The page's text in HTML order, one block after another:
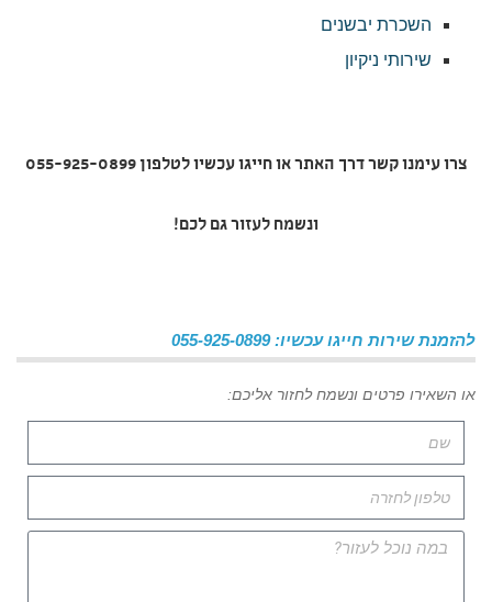
השכרת יבשנים
שירותי ניקיון
צרו עימנו קשר דרך האתר או חייגו עכשיו לטלפון 055-925-0899
ונשמח לעזור גם לכם!
להזמנת שירות חייגו עכשיו: 055-925-0899
או השאירו פרטים ונשמח לחזור אליכם: